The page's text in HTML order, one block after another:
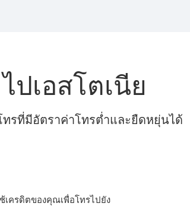
เอสโตเนีย
รที่มีอัตราค่าโทรต่ำและยืดหยุ่นได้
เครดิตของคุณเพื่อโทรไปยัง